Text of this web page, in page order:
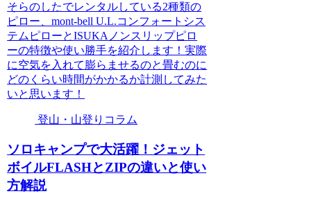
そらのしたでレンタルしている2種類の
ピロー、mont-bell U.L.コンフォートシス
テムピローとISUKAノンスリップピロ
ーの特徴や使い勝手を紹介します！実際
に空気を入れて膨らませるのと畳むのに
どのくらい時間がかかるか計測してみた
いと思います！
登山・山登りコラム
ソロキャンプで大活躍！ジェット
ボイルFLASHとZIPの違いと使い
方解説